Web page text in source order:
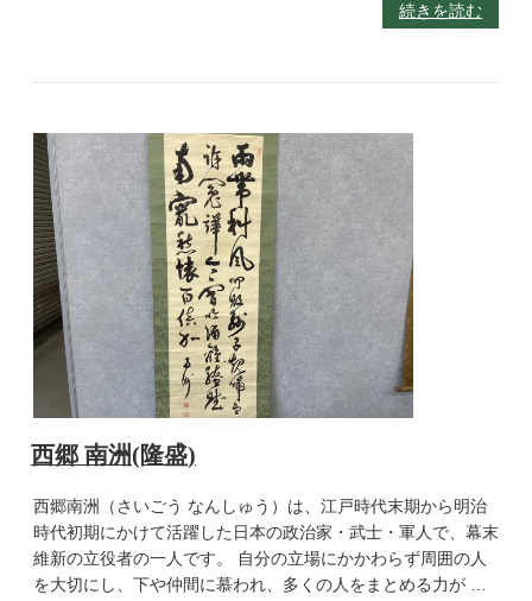
続きを読む
西郷 南洲(隆盛)
西郷南洲（さいごう なんしゅう）は、江戸時代末期から明治
時代初期にかけて活躍した日本の政治家・武士・軍人で、幕末
維新の立役者の一人です。 自分の立場にかかわらず周囲の人
を大切にし、下や仲間に慕われ、多くの人をまとめる力が …